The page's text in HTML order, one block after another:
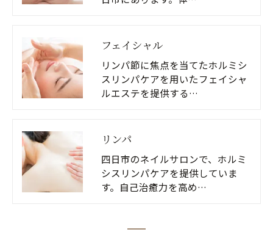
フェイシャル
リンパ節に焦点を当てたホルミシ
スリンパケアを用いたフェイシャ
ルエステを提供する…
リンパ
四日市のネイルサロンで、ホルミ
シスリンパケアを提供していま
す。自己治癒力を高め…